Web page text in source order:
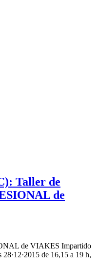
Taller de
de
de VIAKES Impartido
de 16,15 a 19 h,